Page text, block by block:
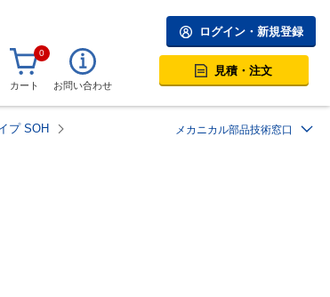
ログイン・新規登録
0
カート お問い合わせ
見積・注文
プ SOH
メカニカル部品技術窓口